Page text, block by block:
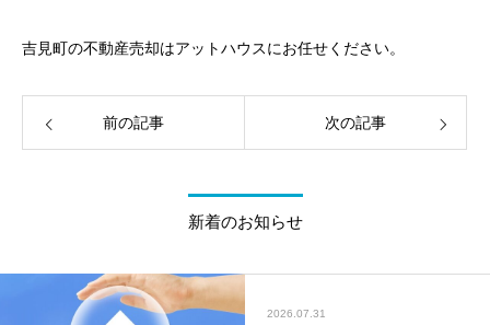
吉見町の不動産売却はアットハウスにお任せください。
前の記事 次の記事
新着のお知らせ
2026.07.31